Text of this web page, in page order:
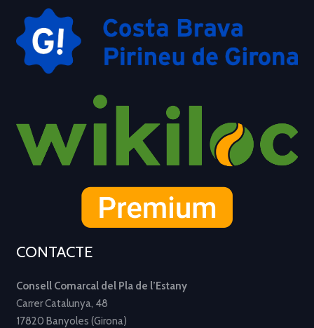
CONTACTE
Consell Comarcal del Pla de l’Estany
Carrer Catalunya, 48
17820 Banyoles (Girona)